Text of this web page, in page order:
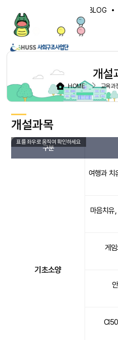
NAVER BLOG
개설
HOME 교육과
목록형
개설과목
구분
기초소양
여행과 치
마음치유
게